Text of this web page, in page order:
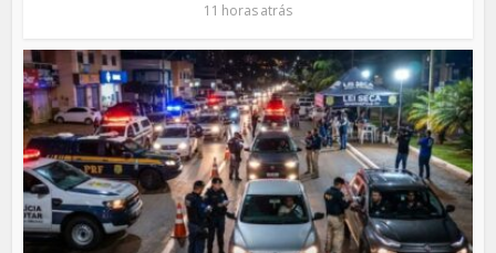
11 horas atrás